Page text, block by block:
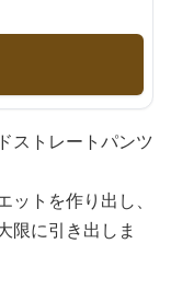
ストレートパンツ
トを作り出し、
限に引き出しま